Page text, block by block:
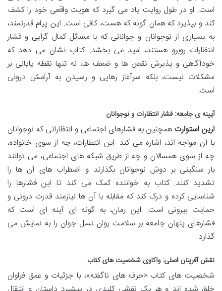
است. او در طول روایت یاد می گیرد که هویت واقعی خود را کشف
کند و بپذیرد که همان گونه که هست، کافی است. این پیام قدرتمند،
به بسیاری از نوجوانان و جوانانی که با مسائل کمال گرایی و فشار
انتظارات روبرو هستند، امید می بخشد. کتاب نشان می دهد که
خودآگاهی و پذیرش نقص ها و ضعف ها، نه تنها نقطه پایانی بر
مشکلات نیست، بلکه سرآغاز رهایی و رسیدن به آرامش درونی
است.
آیینه ی جامعه: فشار انتظارات و نوجوانان
ارین استوارت همچنین به فشارهای اجتماعی و انتظاراتی که نوجوانان
با آن مواجه اند، اشاره می کند. این انتظارات، چه از سوی خانواده،
چه از سوی همسالان و چه از طریق شبکه های اجتماعی، می توانند
بار سنگینی بر دوش نوجوانان بگذارند و اضطراب های آن ها را
تشدید کنند. کتاب به خواننده کمک می کند تا این فشارها را
شناسایی کرده و درک کند که مقابله با آن ها نیازمند قدرت درونی و
حمایت بیرونی است. این رمان، به گونه ای آینه ای است که
فشارهای پنهان جامعه بر سلامت روان نسل جوان را به نمایش می
گذارد.
نقش آفرینان اصلی: واکاوی شخصیت های کتاب
شخصیت های کتاب «حرف های ناگفته»، با جزئیات و عمق فراوان